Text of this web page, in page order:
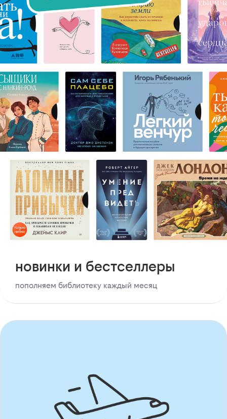
новинки и бестселлеры
пополняем библиотеку каждый месяц